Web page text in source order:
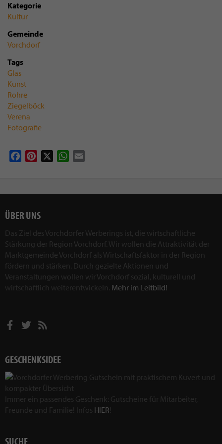
Kategorie
Kultur
Gemeinde
Vorchdorf
Tags
Glas
Kunst
Rohre
Ziegelböck
Verena
Fotografie
FacebookPinterest WhatsApp
ÜBER UNS
Das Ziel des Vorchdorfer Werberings ist, die wirtschaftliche
Stärkung der Region Vorchdorf. Wir wollen die Attraktivität der
Marktgemeinde Vorchdorf als Wirtschaftsfaktor in der Region
fördern und stärken. Durch gezielte Aktionen und
Veranstaltungen wollen wir Vorchdorf sozial, kulturell und
wirtschaftlich weiterentwickeln. Mehr im Leitbild!
GESCHENKSIDEE
Immer ein passendes Geschenk: Gutscheine für Mitarbeiter,
Freunde und Familie! Infos HIER!
SUCHE